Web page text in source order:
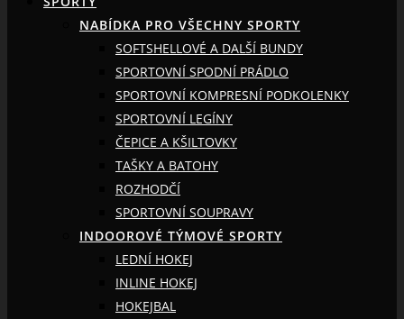
NABÍDKA PRO VŠECHNY SPORTY
SOFTSHELLOVÉ A DALŠÍ BUNDY
SPORTOVNÍ SPODNÍ PRÁDLO
SPORTOVNÍ KOMPRESNÍ PODKOLENKY
SPORTOVNÍ LEGÍNY
ČEPICE A KŠILTOVKY
TAŠKY A BATOHY
ROZHODČÍ
SPORTOVNÍ SOUPRAVY
INDOOROVÉ TÝMOVÉ SPORTY
LEDNÍ HOKEJ
INLINE HOKEJ
HOKEJBAL